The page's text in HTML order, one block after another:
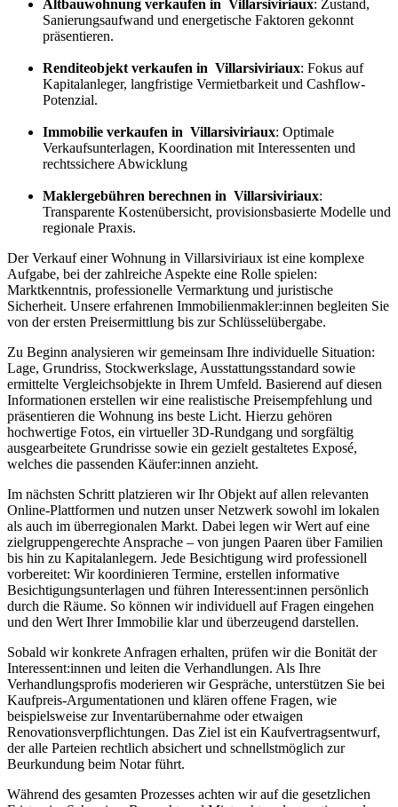
Altbauwohnung verkaufen in Villarsiviriaux: Zustand,
Sanierungsaufwand und energetische Faktoren gekonnt
präsentieren.
Renditeobjekt verkaufen in Villarsiviriaux: Fokus auf
Kapitalanleger, langfristige Vermietbarkeit und Cashflow-
Potenzial.
Immobilie verkaufen in Villarsiviriaux: Optimale
Verkaufsunterlagen, Koordination mit Interessenten und
rechtssichere Abwicklung
Maklergebühren berechnen in Villarsiviriaux:
Transparente Kostenübersicht, provisionsbasierte Modelle und
regionale Praxis.
Der Verkauf einer Wohnung in Villarsiviriaux ist eine komplexe
Aufgabe, bei der zahlreiche Aspekte eine Rolle spielen:
Marktkenntnis, professionelle Vermarktung und juristische
Sicherheit. Unsere erfahrenen Immobilienmakler:innen begleiten Sie
von der ersten Preisermittlung bis zur Schlüsselübergabe.
Zu Beginn analysieren wir gemeinsam Ihre individuelle Situation:
Lage, Grundriss, Stockwerkslage, Ausstattungsstandard sowie
ermittelte Vergleichsobjekte in Ihrem Umfeld. Basierend auf diesen
Informationen erstellen wir eine realistische Preisempfehlung und
präsentieren die Wohnung ins beste Licht. Hierzu gehören
hochwertige Fotos, ein virtueller 3D-Rundgang und sorgfältig
ausgearbeitete Grundrisse sowie ein gezielt gestaltetes Exposé,
welches die passenden Käufer:innen anzieht.
Im nächsten Schritt platzieren wir Ihr Objekt auf allen relevanten
Online-Plattformen und nutzen unser Netzwerk sowohl im lokalen
als auch im überregionalen Markt. Dabei legen wir Wert auf eine
zielgruppengerechte Ansprache – von jungen Paaren über Familien
bis hin zu Kapitalanlegern. Jede Besichtigung wird professionell
vorbereitet: Wir koordinieren Termine, erstellen informative
Besichtigungsunterlagen und führen Interessent:innen persönlich
durch die Räume. So können wir individuell auf Fragen eingehen
und den Wert Ihrer Immobilie klar und überzeugend darstellen.
Sobald wir konkrete Anfragen erhalten, prüfen wir die Bonität der
Interessent:innen und leiten die Verhandlungen. Als Ihre
Verhandlungsprofis moderieren wir Gespräche, unterstützen Sie bei
Kaufpreis-Argumentationen und klären offene Fragen, wie
beispielsweise zur Inventarübernahme oder etwaigen
Renovationsverpflichtungen. Das Ziel ist ein Kaufvertragsentwurf,
der alle Parteien rechtlich absichert und schnellstmöglich zur
Beurkundung beim Notar führt.
Während des gesamten Prozesses achten wir auf die gesetzlichen